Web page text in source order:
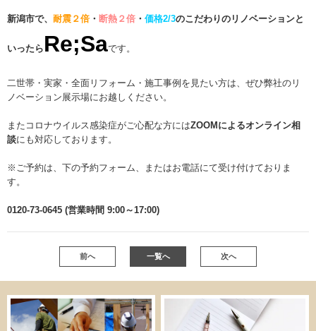
新潟市で、 耐震２倍 ・ 断熱２倍 ・ 価格2/3のこだわりのリノベーションと
いったら Re;Saです。
二世帯・実家・全面リフォーム・施工事例を見たい方は、ぜひ弊社のリ
ノベーション展示場にお越しください。
またコロナウイルス感染症がご心配な方にはZOOMによるオンライン相
談にも対応しております。
※ご予約は、下の予約フォーム、またはお電話にて受け付けておりま
す。
0120-73-0645 (営業時間 9:00～17:00)
前へ 一覧へ 次へ